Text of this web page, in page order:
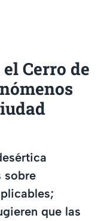
Cerro de
sobre
que las